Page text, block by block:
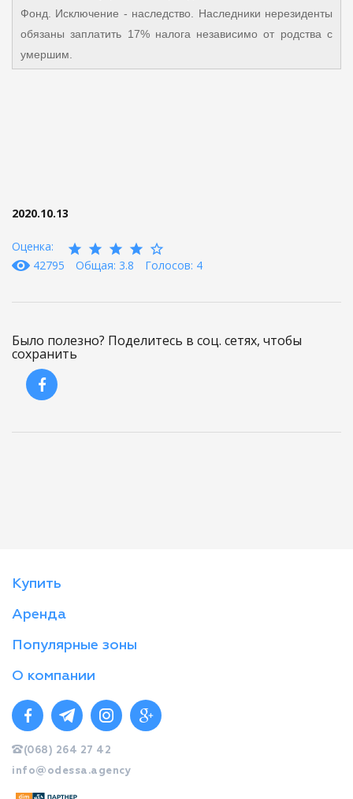
Фонд. Исключение - наследство. Наследники нерезиденты
обязаны заплатить 17% налога независимо от родства с
умершим.
2020.10.13
Оценка:
42795
Общая: 3.8 Голосов: 4
Было полезно? Поделитесь в соц. сетях, чтобы
сохранить
Купить
Аренда
Популярные зоны
О компании
(068) 264 27 42
info@odessa.agency